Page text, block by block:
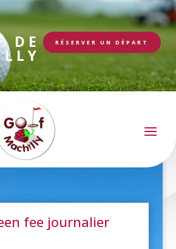
DE RÉSERVER UN DÉPART
TARIFS 2026
fee journalier